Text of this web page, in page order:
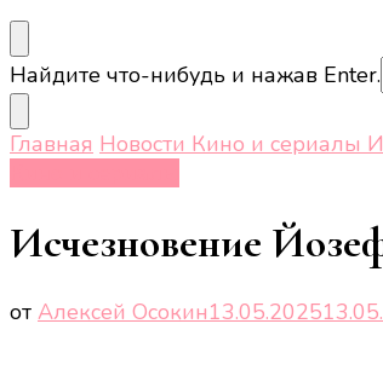
Ищите
что-
то?
Найдите что-нибудь и нажав Enter.
Главная Новости Кино и сериалы
Исчезновение
от Алексей Осокин13.05.2025